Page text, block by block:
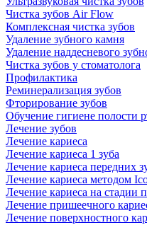
Чистка зубов Air Flow
Комплексная чистка зубов
Удаление зубного камня
Удаление наддесневого
Чистка зубов у стоматолога
Профилактика
Реминерализация зубов
Фторирование зубов
Обучение гигиене полости
Лечение зубов
Лечение кариеса
Лечение кариеса 1 зуба
Лечение кариеса передних
Лечение кариеса методом
Лечение кариеса на стадии
Лечение пришеечного
Лечение поверхностного